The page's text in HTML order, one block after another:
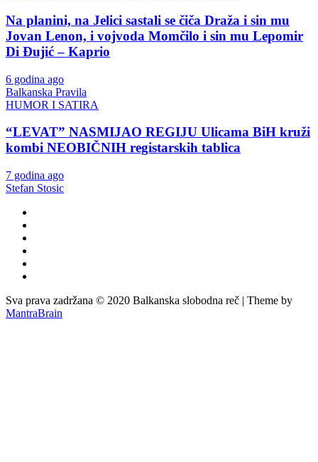
Na planini, na Jelici sastali se čiča Draža i sin mu
Jovan Lenon, i vojvoda Momčilo i sin mu Lepomir
Di Đujić – Kaprio
6 godina ago
Balkanska Pravila
HUMOR I SATIRA
“LEVAT” NASMIJAO REGIJU Ulicama BiH kruži
kombi NEOBIČNIH registarskih tablica
7 godina ago
Stefan Stosic
Sva prava zadržana © 2020 Balkanska slobodna reč | Theme by
MantraBrain